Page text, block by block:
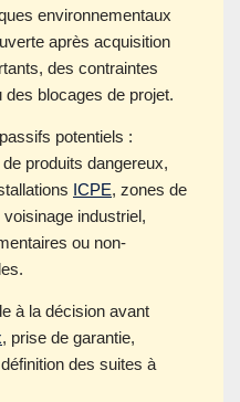
environnementaux
après acquisition
des contraintes
blocages de projet.
potentiels :
produits dangereux,
ICPE, zones de
voisinage industriel,
ou non-
à la décision avant
, prise de garantie,
des suites à